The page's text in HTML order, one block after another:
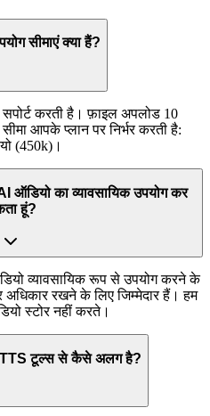
सीमाएं क्या हैं?
करती है। फ़ाइल अपलोड 10
आपके प्लान पर निर्भर करती है:
(450k)।
का व्यावसायिक उपयोग कर
हूं?
व्यावसायिक रूप से उपयोग करने के
रखने के लिए जिम्मेदार हैं। हम
स्टोर नहीं करते।
टूल्स से कैसे अलग है?